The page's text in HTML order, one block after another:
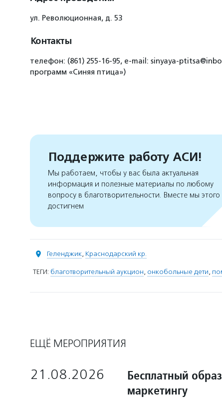
ул. Революционная, д. 53
Контакты
телефон: (861) 255-16-95, e-mail: sinyaya-
программ «Синяя птица»)
Поддержите работу АСИ!
Мы работаем, чтобы у вас была актуальная
информация и полезные материалы по любому
вопросу в благотворительности. Вместе мы этого
достигнем
Геленджик, Краснодарский кр.
ТЕГИ: благотворительный аукцион, онкобольные дети,
ЕЩЁ МЕРОПРИЯТИЯ
21.08.2026
Бесплатный
маркетингу